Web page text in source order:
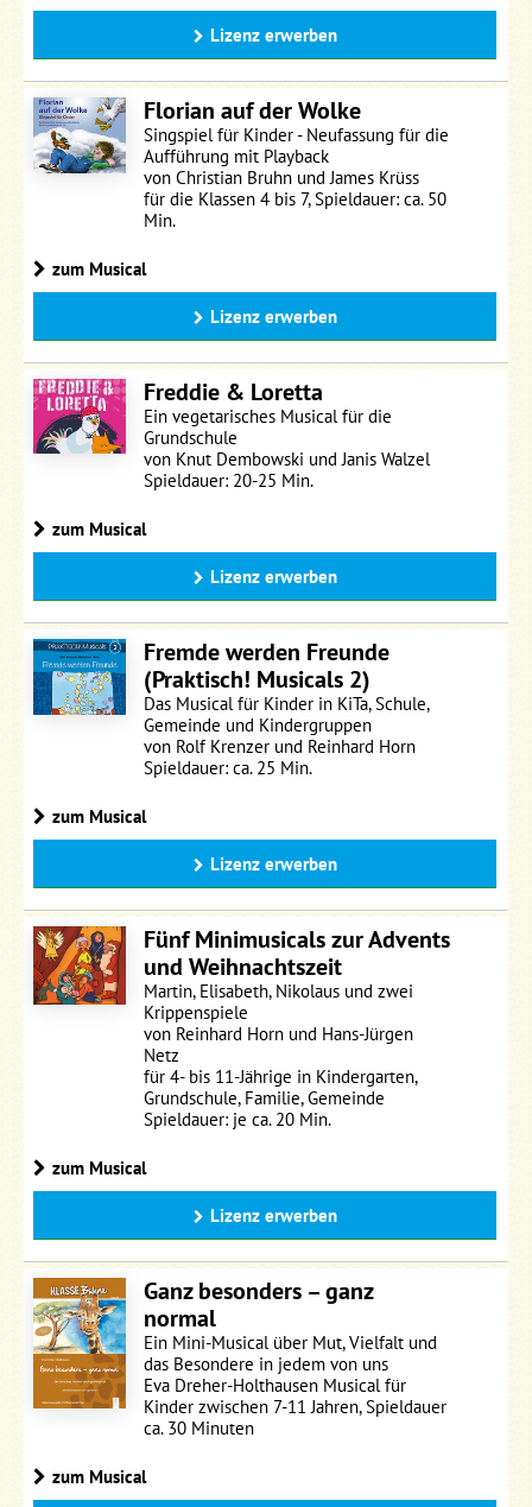
Lizenz erwerben
Florian auf der Wolke
Singspiel für Kinder - Neufassung für die
Aufführung mit Playback
von Christian Bruhn und James Krüss
für die Klassen 4 bis 7, Spieldauer: ca. 50
Min.
zum Musical
Lizenz erwerben
Freddie & Loretta
Ein vegetarisches Musical für die
Grundschule
von Knut Dembowski und Janis Walzel
Spieldauer: 20-25 Min.
zum Musical
Lizenz erwerben
Fremde werden Freunde
(Praktisch! Musicals 2)
Das Musical für Kinder in KiTa, Schule,
Gemeinde und Kindergruppen
von Rolf Krenzer und Reinhard Horn
Spieldauer: ca. 25 Min.
zum Musical
Lizenz erwerben
Fünf Minimusicals zur Advents
und Weihnachtszeit
Martin, Elisabeth, Nikolaus und zwei
Krippenspiele
von Reinhard Horn und Hans-Jürgen
Netz
für 4- bis 11-Jährige in Kindergarten,
Grundschule, Familie, Gemeinde
Spieldauer: je ca. 20 Min.
zum Musical
Lizenz erwerben
Ganz besonders – ganz
normal
Ein Mini-Musical über Mut, Vielfalt und
das Besondere in jedem von uns
Eva Dreher-Holthausen Musical für
Kinder zwischen 7-11 Jahren, Spieldauer
ca. 30 Minuten
zum Musical